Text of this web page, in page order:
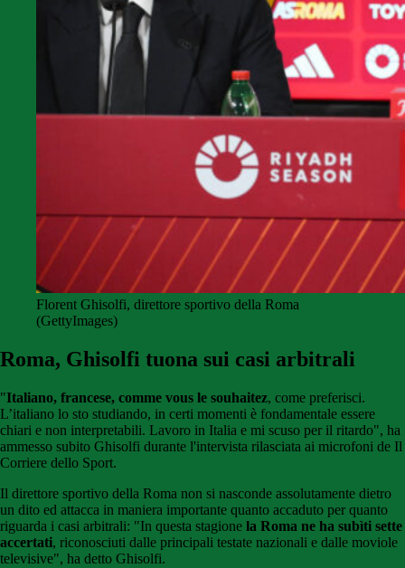
Florent Ghisolfi, direttore sportivo della Roma
(GettyImages)
Roma, Ghisolfi tuona sui casi arbitrali
"Italiano, francese, comme vous le souhaitez, come preferisci.
L’italiano lo sto studiando, in certi momenti è fondamentale essere
chiari e non interpretabili. Lavoro in Italia e mi scuso per il ritardo", ha
ammesso subito Ghisolfi durante l'intervista rilasciata ai microfoni de Il
Corriere dello Sport.
Il direttore sportivo della Roma non si nasconde assolutamente dietro
un dito ed attacca in maniera importante quanto accaduto per quanto
riguarda i casi arbitrali: "In questa stagione la Roma ne ha subìti sette
accertati, riconosciuti dalle principali testate nazionali e dalle moviole
televisive", ha detto Ghisolfi.